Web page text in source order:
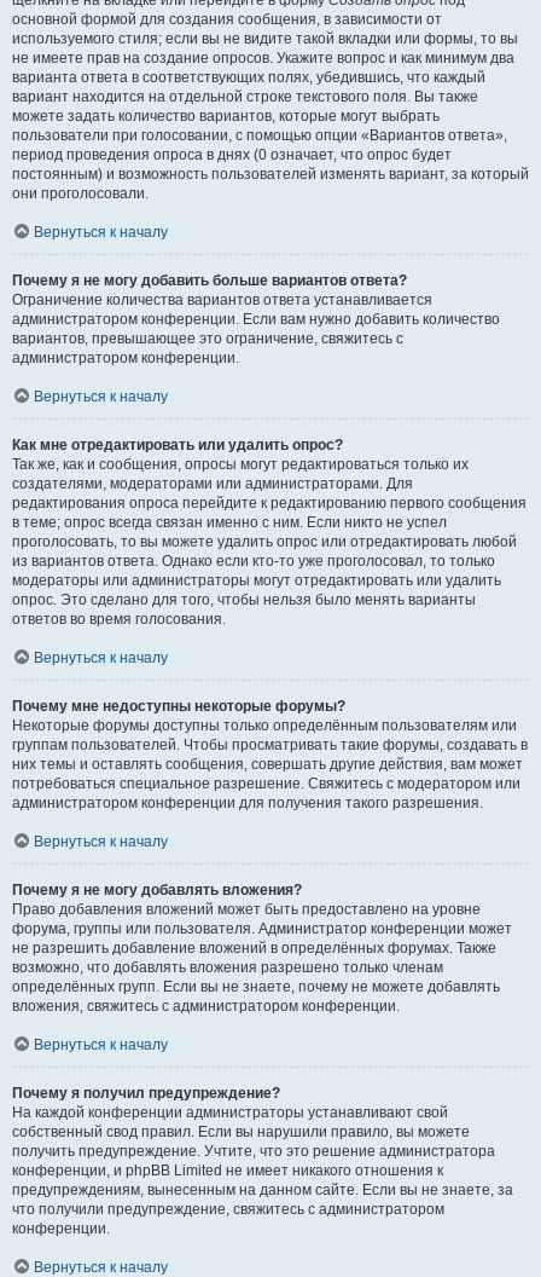
основной формой для создания сообщения, в зависимости от
используемого стиля; если вы не видите такой вкладки или формы, то вы
не имеете прав на создание опросов. Укажите вопрос и как минимум два
варианта ответа в соответствующих полях, убедившись, что каждый
вариант находится на отдельной строке текстового поля. Вы также
можете задать количество вариантов, которые могут выбрать
пользователи при голосовании, с помощью опции «Вариантов ответа»,
период проведения опроса в днях (0 означает, что опрос будет
постоянным) и возможность пользователей изменять вариант, за который
они проголосовали.
Вернуться к началу
Почему я не могу добавить больше вариантов ответа?
Ограничение количества вариантов ответа устанавливается
администратором конференции. Если вам нужно добавить количество
вариантов, превышающее это ограничение, свяжитесь с
администратором конференции.
Вернуться к началу
Как мне отредактировать или удалить опрос?
Так же, как и сообщения, опросы могут редактироваться только их
создателями, модераторами или администраторами. Для
редактирования опроса перейдите к редактированию первого сообщения
в теме; опрос всегда связан именно с ним. Если никто не успел
проголосовать, то вы можете удалить опрос или отредактировать любой
из вариантов ответа. Однако если кто-то уже проголосовал, то только
модераторы или администраторы могут отредактировать или удалить
опрос. Это сделано для того, чтобы нельзя было менять варианты
ответов во время голосования.
Вернуться к началу
Почему мне недоступны некоторые форумы?
Некоторые форумы доступны только определённым пользователям или
группам пользователей. Чтобы просматривать такие форумы, создавать в
них темы и оставлять сообщения, совершать другие действия, вам может
потребоваться специальное разрешение. Свяжитесь с модератором или
администратором конференции для получения такого разрешения.
Вернуться к началу
Почему я не могу добавлять вложения?
Право добавления вложений может быть предоставлено на уровне
форума, группы или пользователя. Администратор конференции может
не разрешить добавление вложений в определённых форумах. Также
возможно, что добавлять вложения разрешено только членам
определённых групп. Если вы не знаете, почему не можете добавлять
вложения, свяжитесь с администратором конференции.
Вернуться к началу
Почему я получил предупреждение?
На каждой конференции администраторы устанавливают свой
собственный свод правил. Если вы нарушили правило, вы можете
получить предупреждение. Учтите, что это решение администратора
конференции, и phpBB Limited не имеет никакого отношения к
предупреждениям, вынесенным на данном сайте. Если вы не знаете, за
что получили предупреждение, свяжитесь с администратором
конференции.
Вернуться к началу